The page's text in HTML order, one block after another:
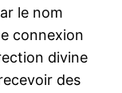
le nom
connexion
divine
des